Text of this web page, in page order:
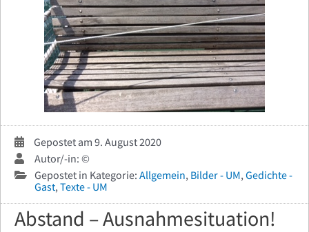
Gepostet am 9. August 2020
Autor/-in: ©
Gepostet in Kategorie: Allgemein, Bilder - UM,Gedichte -
Gast,Texte - UM
Abstand – Ausnahmesituation!